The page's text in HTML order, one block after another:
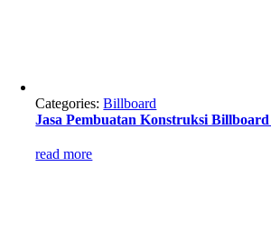
Categories:Billboard
Jasa Pembuatan Konstruksi
read more